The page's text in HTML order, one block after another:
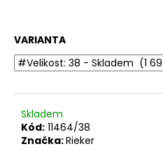
VARIANTA
Skladem
Kód: 11464/38
Značka:Rieker
u
j
e
DÁMSKÉ